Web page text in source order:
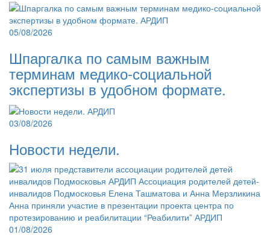
05/08/2026
Шпаргалка по самым важным
терминам медико-социальной
экспертизы в удобном формате.
03/08/2026
Новости недели.
01/08/2026